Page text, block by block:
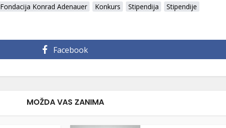
Fondacija Konrad Adenauer Konkurs Stipendija
Stipendije
Facebook
MOŽDA VAS ZANIMA